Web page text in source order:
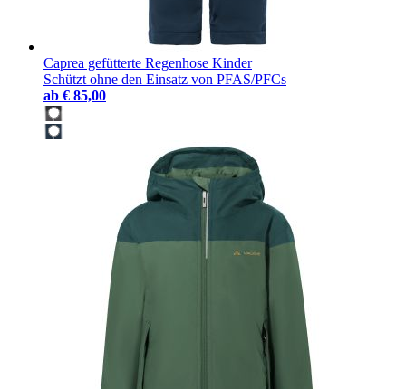
Caprea gefütterte Regenhose Kinder
Schützt ohne den Einsatz von PFAS/PFCs
ab € 85,00